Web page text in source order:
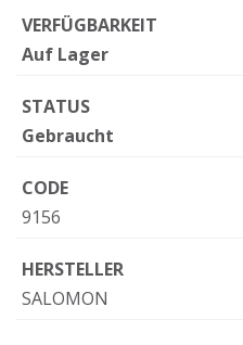
VERFÜGBARKEIT
Auf Lager
STATUS
Gebraucht
CODE
9156
HERSTELLER
SALOMON